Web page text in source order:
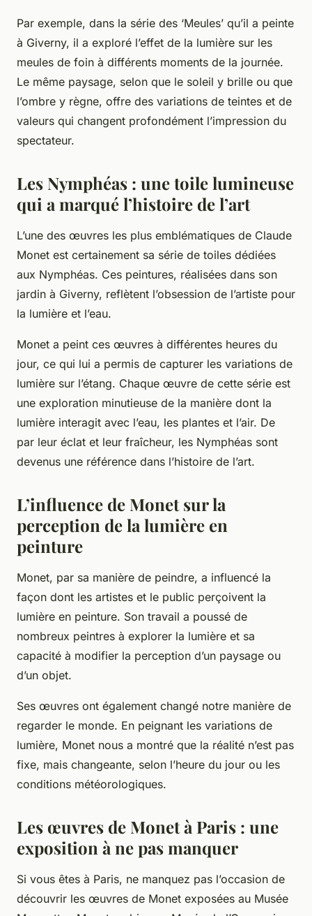
Par exemple, dans la série des ‘Meules’ qu’il a peinte
à Giverny, il a exploré l’effet de la lumière sur les
meules de foin à différents moments de la journée.
Le même paysage, selon que le soleil y brille ou que
l’ombre y règne, offre des variations de teintes et de
valeurs qui changent profondément l’impression du
spectateur.
Les Nymphéas : une toile lumineuse
qui a marqué l’histoire de l’art
L’une des œuvres les plus emblématiques de Claude
Monet est certainement sa série de toiles dédiées
aux Nymphéas. Ces peintures, réalisées dans son
jardin à Giverny, reflètent l’obsession de l’artiste pour
la lumière et l’eau.
Monet a peint ces œuvres à différentes heures du
jour, ce qui lui a permis de capturer les variations de
lumière sur l’étang. Chaque œuvre de cette série est
une exploration minutieuse de la manière dont la
lumière interagit avec l’eau, les plantes et l’air. De
par leur éclat et leur fraîcheur, les Nymphéas sont
devenus une référence dans l’histoire de l’art.
L’influence de Monet sur la
perception de la lumière en
peinture
Monet, par sa manière de peindre, a influencé la
façon dont les artistes et le public perçoivent la
lumière en peinture. Son travail a poussé de
nombreux peintres à explorer la lumière et sa
capacité à modifier la perception d’un paysage ou
d’un objet.
Ses œuvres ont également changé notre manière de
regarder le monde. En peignant les variations de
lumière, Monet nous a montré que la réalité n’est pas
fixe, mais changeante, selon l’heure du jour ou les
conditions météorologiques.
Les œuvres de Monet à Paris : une
exposition à ne pas manquer
Si vous êtes à Paris, ne manquez pas l’occasion de
découvrir les œuvres de Monet exposées au Musée